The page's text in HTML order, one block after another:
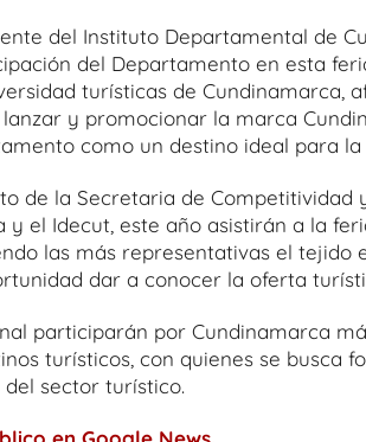
del Instituto Departamental de
del Departamento en esta
turísticas de Cundinamarca,
y promocionar la marca
como un destino ideal para la
de la Secretaria de Competitividad
y el Idecut, este año asistirán a la
las más representativas el tejido
dar a conocer la oferta
participarán por Cundinamarca
turísticos, con quienes se busca
sector turístico.